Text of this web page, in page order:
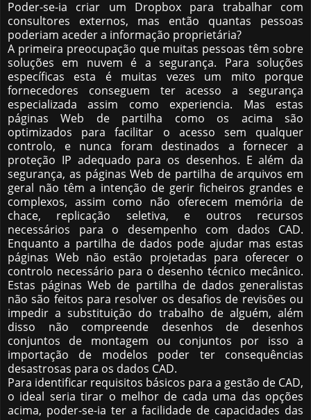
Poder-se-ia criar um Dropbox para trabalhar com
consultores externos, mas então quantas pessoas
poderiam aceder a informação proprietária?
A primeira preocupação que muitas pessoas têm sobre
soluções em nuvem é a segurança. Para soluções
específicas esta é muitas vezes um mito porque
fornecedores conseguem ter acesso a segurança
especializada assim como experiencia. Mas estas
páginas Web de partilha como os acima são
optimizados para facilitar o acesso sem qualquer
controlo, e nunca foram destinados a fornecer a
proteção IP adequado para os desenhos. E além da
segurança, as páginas Web de partilha de arquivos em
geral não têm a intenção de gerir ficheiros grandes e
complexos, assim como não oferecem memória de
chace, replicação seletiva, e outros recursos
necessários para o desempenho com dados CAD.
Enquanto a partilha de dados pode ajudar mas estas
páginas Web não estão projetadas para oferecer o
controlo necessário para o desenho técnico mecânico.
Estas páginas Web de partilha de dados generalistas
não são feitos para resolver os desafios de revisões ou
impedir a substituição do trabalho de alguém, além
disso não compreende desenhos de desenhos
conjuntos de montagem ou conjuntos por isso a
importação de modelos poder ter consequências
desastrosas para os dados CAD.
Para identificar requisitos básicos para a gestão de CAD,
o ideal seria tirar o melhor de cada uma das opções
acima, poder-se-ia ter a facilidade de capacidades das